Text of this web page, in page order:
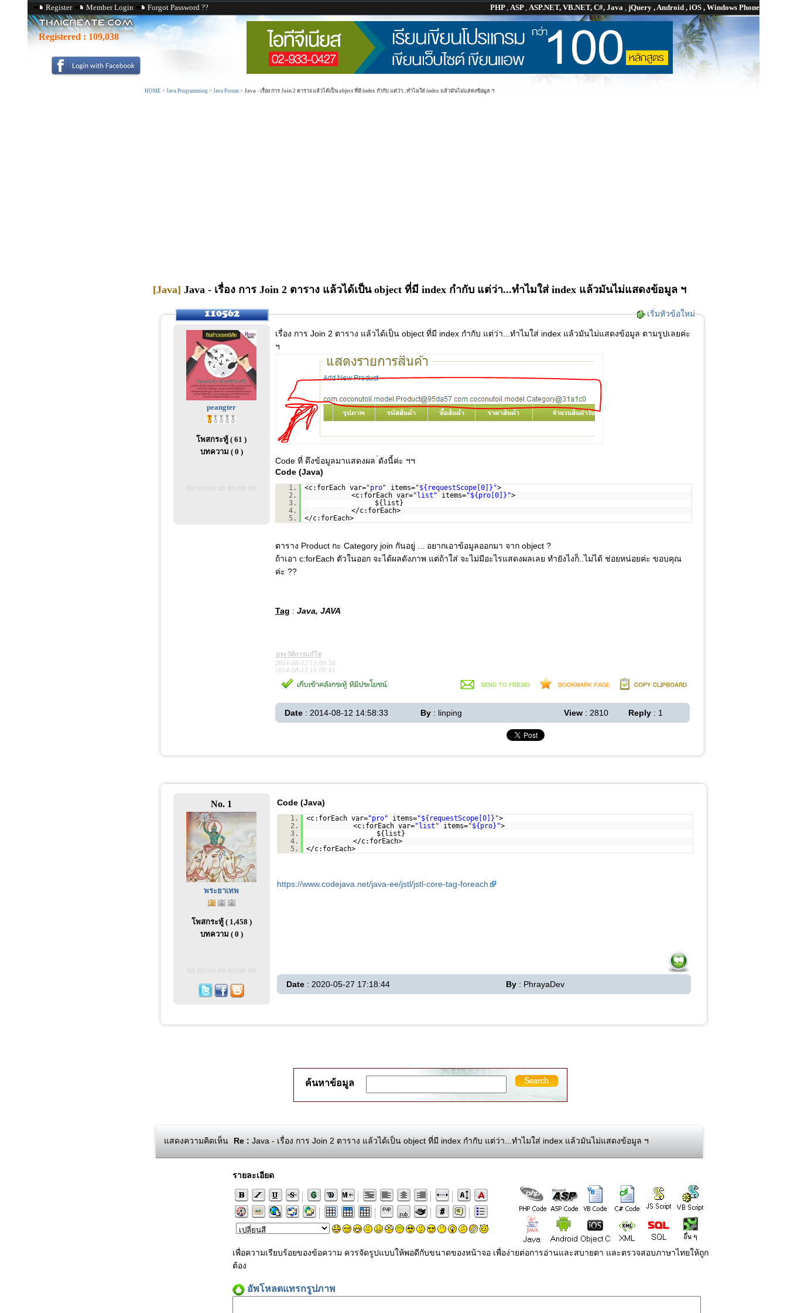
Register Member Login Forgot Password ?? PHP, ASP, ASP.NET, VB.NET, C#, Java , jQuery , Android , iOS , Windows Phone
Registered : 109,038
HOME > Java Programming > Java Forum > Java - เรื่อง การ Join 2 ตาราง แล้วได้เป็น object ที่มี index กำกับ แต่ว่า...ทำไมใส่ index แล้วมันไม่แสดงข้อมูล ฯ
[Java] Java - เรื่อง การ Join 2 ตาราง แล้วได้เป็น object ที่มี index กำกับ แต่ว่า...ทำไมใส่ index แล้วมันไม่แสดงข้อมูล ฯ
เริ่มหัวข้อใหม่
peangter
โพสกระทู้ ( 61 )
บทความ ( 0 )
เรื่อง การ Join 2 ตาราง แล้วได้เป็น object ที่มี index กำกับ แต่ว่า...ทำไมใส่ index แล้วมันไม่แสดงข้อมูล ตามรูปเลยค่ะ
ฯ
Code ที่ ดึงข้อมูลมาแสดงผล ่ดังนี้ค่ะ ฯฯ
Code (Java)
1. <c:forEach var="pro" items="${requestScope[0]}">
2.
<c:forEach var="list" items="${pro[0]}">
3.
${list}
4.
</c:forEach>
5.
</c:forEach>
ตาราง Product กะ Category join กันอยู่ ... อยากเอาข้อมูลออกมา จาก object ?
ถ้าเอา c:forEach ตัวในออก จะได้ผลดังภาพ แต่ถ้าใส่ จะไม่มีอะไรแสดงผลเลย ทำยังไงก็..ไม่ได้ ช่อยหน่อยค่ะ ขอบคุณ
ค่ะ ??
Tag : Java, JAVA
ประวัติการแก้ไข
2014-08-12 15:00:56
2014-08-12 15:09:41
Date : 2014-08-12 14:58:33 By : linping View : 2810 Reply : 1
No. 1
พระยาเทพ
โพสกระทู้ ( 1,458 )
บทความ ( 0 )
Code (Java)
1. <c:forEach var="pro" items="${requestScope[0]}">
2.
<c:forEach var="list" items="${pro}">
3.
${list}
4.
</c:forEach>
5.
</c:forEach>
https://www.codejava.net/java-ee/jstl/jstl-core-tag-foreach
Date : 2020-05-27 17:18:44 By : PhrayaDev
ค้นหาข้อมูล
แสดงความคิดเห็น Re : Java - เรื่อง การ Join 2 ตาราง แล้วได้เป็น object ที่มี index กำกับ แต่ว่า...ทำไมใส่ index แล้วมันไม่แสดงข้อมูล ฯ
รายละเอียด
เพื่อความเรียบร้อยของข้อความ ควรจัดรูปแบบให้พอดีกับขนาดของหน้าจอ เพื่อง่ายต่อการอ่านและสบายตา และตรวจสอบภาษาไทยให้ถูก
ต้อง
อัพโหลดแทรกรูปภาพ